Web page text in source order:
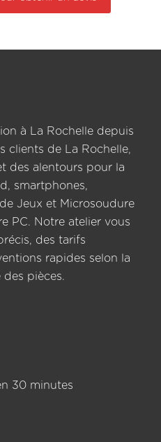
à La Rochelle depuis
clients de La Rochelle,
des alentours pour la
smartphones,
Jeux et Microsoudure
PC. Notre atelier vous
des tarifs
rapides selon la
pièces.
30 minutes